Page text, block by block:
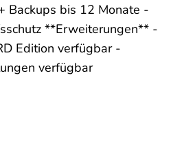
Backups bis 12 Monate -
**Erweiterungen** -
Edition verfügbar -
verfügbar